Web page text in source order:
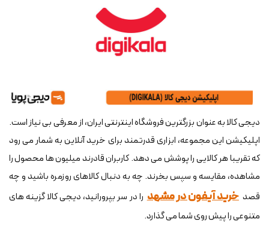
دیجی کالا به عنوان بزرگترین فروشگاه اینترنتی ایران، از معرفی بی نیاز است.
اپلیکیشن این مجموعه، ابزاری قدرتمند برای خرید آنلاین به شمار می رود
که تقریبا هر کالایی را پوشش می دهد. کاربران قادرند میلیون ها محصول را
مشاهده، مقایسه و سپس بخرند. چه به دنبال کالاهای روزمره باشید و چه
قصد خرید آیفون در مشهد را در سر بپرورانید، دیجی کالا گزینه های
متنوعی را پیش روی شما می گذارد.